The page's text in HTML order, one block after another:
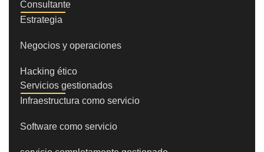
Consultante
Estrategia
Negocios y operaciones
Hacking ético
Servicios gestionados
Infraestructura como servicio
Software como servicio